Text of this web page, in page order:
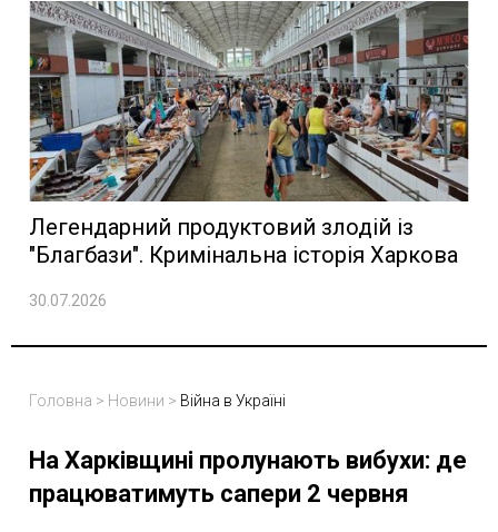
Легендарний продуктовий злодій із
"Благбази". Кримінальна історія Харкова
30.07.2026
Головна > Новини > Війна в Україні
На Харківщині пролунають вибухи: де
працюватимуть сапери 2 червня